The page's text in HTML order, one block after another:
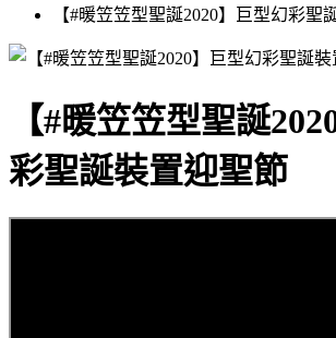
【#暖笠笠型聖誕2020】巨型幻彩聖
【#暖笠笠型聖誕
彩聖誕裝置迎聖節